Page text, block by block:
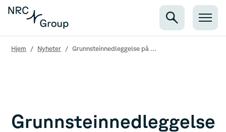
Hjem / Nyheter / Grunnsteinnedleggelse på ...
Grunnsteinnedleggelse